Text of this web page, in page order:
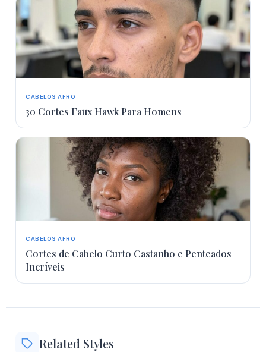
CABELOS AFRO
30 Cortes Faux Hawk Para Homens
CABELOS AFRO
Cortes de Cabelo Curto Castanho e Penteados
Incríveis
Related Styles